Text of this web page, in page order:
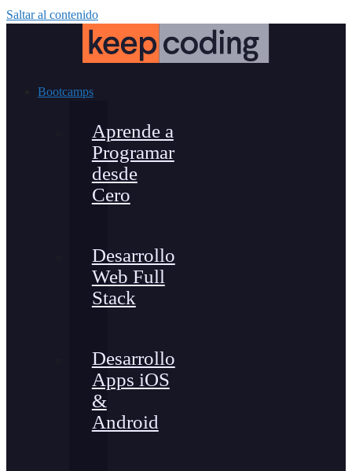
Saltar al contenido
Bootcamps
Aprende a
Programar
desde
Cero
Desarrollo
Web Full
Stack
Desarrollo
Apps iOS
&
Android